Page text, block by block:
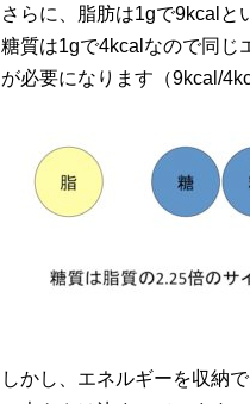
さらに、脂肪は1gで9kcalと
糖質は1gで4kcalなので同じ
が必要になります（9kcal/
しかし、エネルギーを収納